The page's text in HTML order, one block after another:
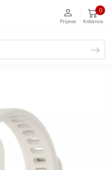
Prijava Košarica
0